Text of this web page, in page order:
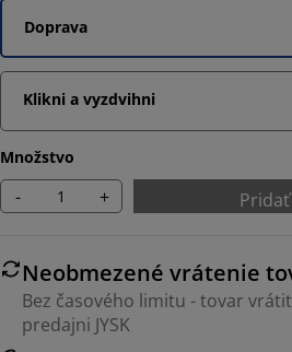
Doprava
Klikni a vyzdvihni
Množstvo
- +
Neobmezené vrátenie
Bez časového limitu - tovar
predajni JYSK